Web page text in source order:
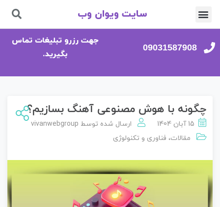
سایت ویوان وب
09031587908
جهت رزرو تبلیغات تماس
بگیرید.
چگونه با هوش مصنوعی آهنگ بسازیم؟
15 آبان 1404 ارسال شده توسط vivanwebgroup
مقالات، فناوری و تکنولوژی